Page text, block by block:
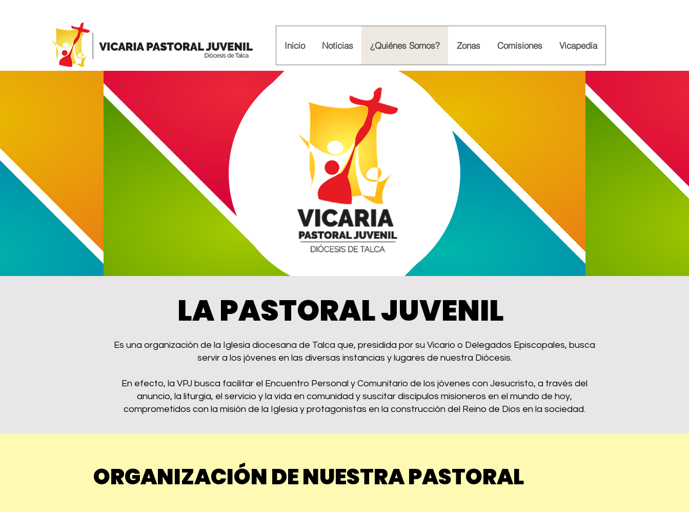
Inicio Noticias ¿Quiénes Somos? Zonas Comisiones Vicapedia
LA PASTORAL JUVENIL
Es una organización de la Iglesia diocesana de Talca que, presidida por su Vicario o Delegados Episcopales, busca
servir a los jóvenes en las diversas instancias y lugares de nuestra Diócesis.
En efecto, la VPJ busca facilitar el Encuentro Personal y Comunitario de los jóvenes con Jesucristo, a través del
anuncio, la liturgia, el servicio y la vida en comunidad y suscitar discípulos misioneros en el mundo de hoy,
comprometidos con la misión de la Iglesia y protagonistas en la construcción del Reino de Dios en la sociedad.
ORGANIZACIÓN DE NUESTRA PASTORAL